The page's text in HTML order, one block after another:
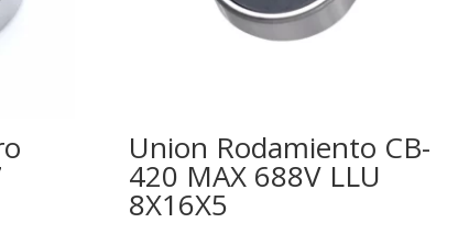
Union Rodamiento CB-
420 MAX 688V LLU
8X16X5